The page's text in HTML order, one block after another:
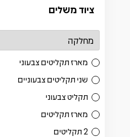
ציוד משלים
מארז תקליטים צבעוני
שני תקליטים צבעוניים
תקליט צבעוני
מארז תקליטים
2 תקליטים